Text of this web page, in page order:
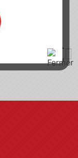
SUIVANT
sur les réseaux sociaux